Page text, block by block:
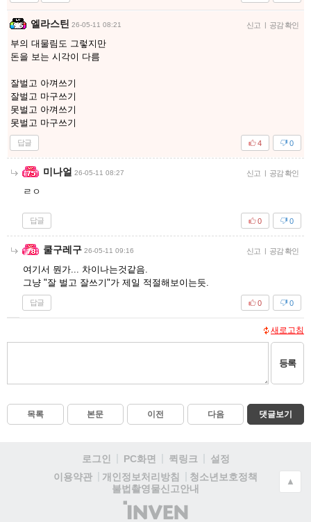
엘라스틴 26-05-11 08:21 신고 | 공감 확인
부의 대물림도 그렇지만
돈을 보는 시각이 다름
잘벌고 아껴쓰기
잘벌고 마구쓰기
못벌고 아껴쓰기
못벌고 마구쓰기
답글 0
4
미나얼 26-05-11 08:27 신고 | 공감 확인
ㄹㅇ
답글 0
0
쿨구레구 26-05-11 09:16 신고 | 공감 확인
여기서 뭔가... 차이나는것같음.
그냥 "잘 벌고 잘쓰기"가 제일 적절해보이는듯.
답글 0
0
새로고침
등록
목록 본문 이전 다음 댓글보기
로그인 PC화면 퀵링크
설정
이용약관
개인정보처리방침
청소년보호정책
불법촬영물신고안내
(주)
▲